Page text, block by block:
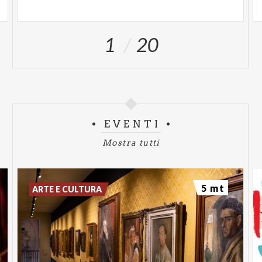
Casa Borgonuovo, oltre che architetture Liberty in
Club; € 8 ridotto under 18
Prenotazione obbligatoria:
Da sabato 5 luglio a domenica 31 agosto
Tesori svelati. La grazia elegante di Ugo Zovetti e
le carte decorate viennesi
Mostrapresso i Musei Civici di Monza dedicata ad
1 20
EVENTI
Mostra tutti
ARTE E CULTURA 5 mt